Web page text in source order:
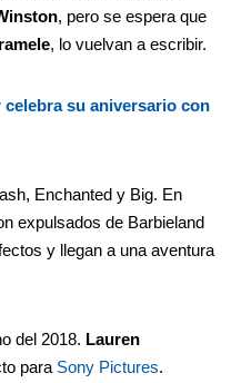
, pero se espera que
, lo vuelvan a escribir.
celebra su aniversario con
Enchanted y Big. En
expulsados de Barbieland
y llegan a una aventura
del 2018. Lauren
para Sony Pictures.